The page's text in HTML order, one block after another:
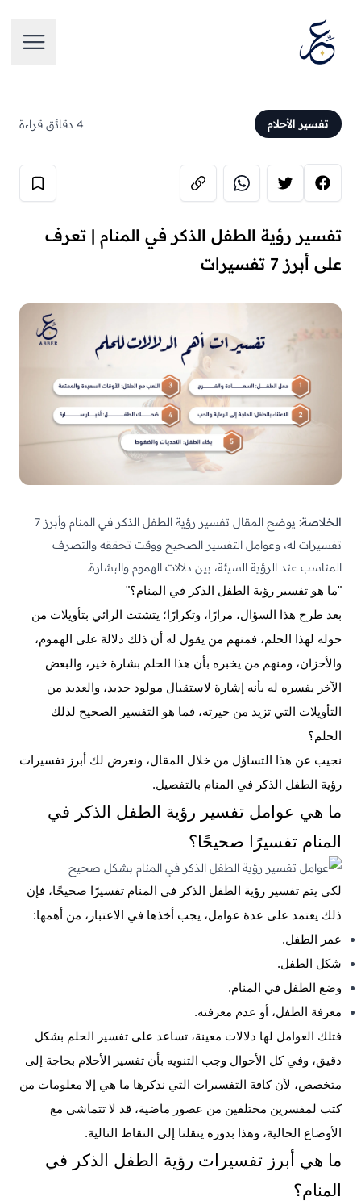
فتح
تفسير الأحلام 4 دقائق قراءة
تفسير رؤية الطفل الذكر في المنام | تعرف
على أبرز 7 تفسيرات
الخلاصة:
يوضح المقال تفسير رؤية الطفل الذكر في المنام وأبرز 7
تفسيرات له، وعوامل التفسير الصحيح ووقت تحققه والتصرف
المناسب عند الرؤية السيئة، بين دلالات الهموم والبشارة.
"ما هو تفسير رؤية الطفل الذكر في المنام؟"
بعد طرح هذا السؤال، مرارًا، وتكرارًا؛ يتشتت الرائي بتأويلات من
حوله لهذا الحلم، فمنهم من يقول له أن ذلك دلالة على الهموم،
والأحزان، ومنهم من يخبره بأن هذا الحلم بشارة خير، والبعض
الآخر يفسره له بأنه إشارة لاستقبال مولود جديد، والعديد من
التأويلات التي تزيد من حيرته، فما هو التفسير الصحيح لذلك
الحلم؟
نجيب عن هذا التساؤل من خلال المقال، ونعرض لك أبرز تفسيرات
رؤية الطفل الذكر في المنام بالتفصيل.
ما هي عوامل تفسير رؤية الطفل الذكر في
المنام تفسيرًا صحيحًا؟
لكي يتم تفسير رؤية الطفل الذكر في المنام تفسيرًا صحيحًا، فإن
ذلك يعتمد على عدة عوامل، يجب أخذها في الاعتبار، من أهمها:
عمر الطفل.
شكل الطفل.
وضع الطفل في المنام.
معرفة الطفل، أو عدم معرفته.
فتلك العوامل لها دلالات معينة، تساعد على تفسير الحلم بشكل
دقيق، وفي كل الأحوال وجب التنويه بأن تفسير الأحلام بحاجة إلى
متخصص، لأن كافة التفسيرات التي نذكرها ما هي إلا معلومات من
كتب لمفسرين مختلفين من عصور ماضية، قد لا تتماشى مع
الأوضاع الحالية، وهذا بدوره ينقلنا إلى النقاط التالية.
ما هي أبرز تفسيرات رؤية الطفل الذكر في
المنام؟